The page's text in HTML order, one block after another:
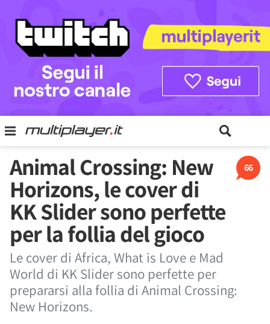
66
Animal Crossing: New
Horizons, le cover di
KK Slider sono perfette
per la follia del gioco
Le cover di Africa, What is Love e Mad
World di KK Slider sono perfette per
prepararsi alla follia di Animal Crossing:
New Horizons.